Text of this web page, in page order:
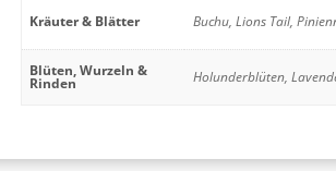
Kräuter & Blätter Buchu, Lions Tail,
Blüten, Wurzeln &
Rinden Holunderblüten,